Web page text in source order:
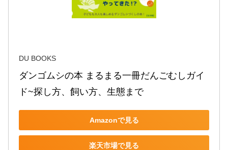
DU BOOKS
ダンゴムシの本 まるまる一冊だんごむしガイ
ド~探し方、飼い方、生態まで
Amazonで見る
楽天市場で見る